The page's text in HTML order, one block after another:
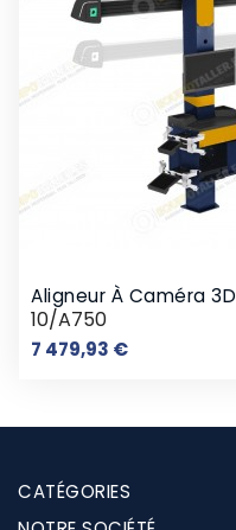
Aligneur À Caméra 3D
10/A750
7 479,93 €Prix
CATÉGORIES